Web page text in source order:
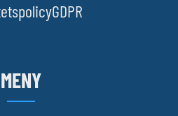
GDPR
MENY